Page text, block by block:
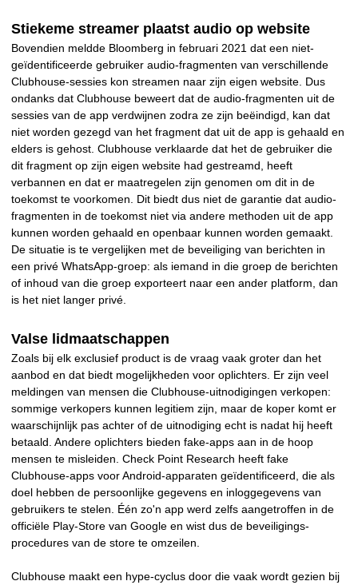
Stiekeme streamer plaatst audio op website
Bovendien meldde Bloomberg in februari 2021 dat een niet-
geïdentificeerde gebruiker audio-fragmenten van verschillende
Clubhouse-sessies kon streamen naar zijn eigen website. Dus
ondanks dat Clubhouse beweert dat de audio-fragmenten uit de
sessies van de app verdwijnen zodra ze zijn beëindigd, kan dat
niet worden gezegd van het fragment dat uit de app is gehaald en
elders is gehost. Clubhouse verklaarde dat het de gebruiker die
dit fragment op zijn eigen website had gestreamd, heeft
verbannen en dat er maatregelen zijn genomen om dit in de
toekomst te voorkomen. Dit biedt dus niet de garantie dat audio-
fragmenten in de toekomst niet via andere methoden uit de app
kunnen worden gehaald en openbaar kunnen worden gemaakt.
De situatie is te vergelijken met de beveiliging van berichten in
een privé WhatsApp-groep: als iemand in die groep de berichten
of inhoud van die groep exporteert naar een ander platform, dan
is het niet langer privé.
Valse lidmaatschappen
Zoals bij elk exclusief product is de vraag vaak groter dan het
aanbod en dat biedt mogelijkheden voor oplichters. Er zijn veel
meldingen van mensen die Clubhouse-uitnodigingen verkopen:
sommige verkopers kunnen legitiem zijn, maar de koper komt er
waarschijnlijk pas achter of de uitnodiging echt is nadat hij heeft
betaald. Andere oplichters bieden fake-apps aan in de hoop
mensen te misleiden. Check Point Research heeft fake
Clubhouse-apps voor Android-apparaten geïdentificeerd, die als
doel hebben de persoonlijke gegevens en inloggegevens van
gebruikers te stelen. Één zo'n app werd zelfs aangetroffen in de
officiële Play-Store van Google en wist dus de beveiligings-
procedures van de store te omzeilen.
Clubhouse maakt een hype-cyclus door die vaak wordt gezien bij